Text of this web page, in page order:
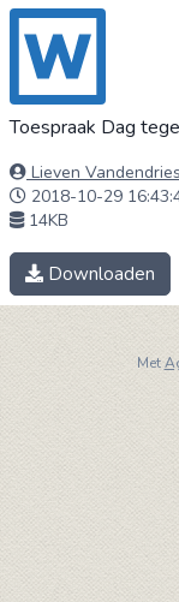
Toespraak Dag
Lieven
2018-10-29
14KB
Downloaden
Met